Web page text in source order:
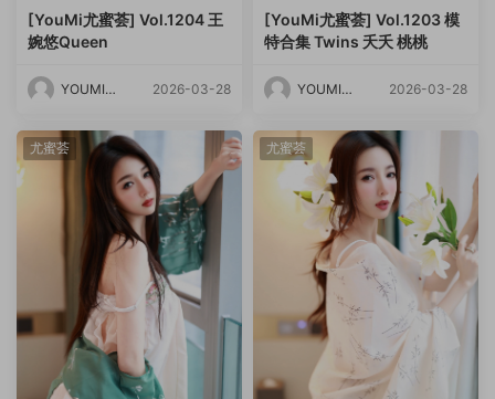
[YouMi尤蜜荟] Vol.1204 王
婉悠Queen
YOUMI尤
2026-03-28
[YouMi尤蜜荟] Vol.1203 模
特合集 Twins 夭夭 桃桃
YOUMI尤
2026-03-28
尤蜜荟 尤蜜荟